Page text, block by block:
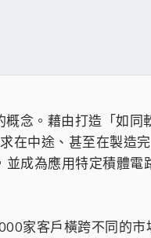
念。藉由打造「如同
在中途、甚至在製造
成為應用特定積體電
家客戶橫跨不同的